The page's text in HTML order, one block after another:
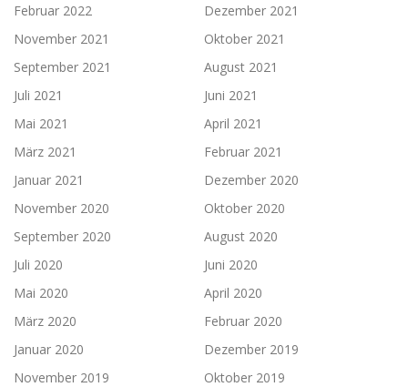
Februar 2022
Dezember 2021
November 2021
Oktober 2021
September 2021
August 2021
Juli 2021
Juni 2021
Mai 2021
April 2021
März 2021
Februar 2021
Januar 2021
Dezember 2020
November 2020
Oktober 2020
September 2020
August 2020
Juli 2020
Juni 2020
Mai 2020
April 2020
März 2020
Februar 2020
Januar 2020
Dezember 2019
November 2019
Oktober 2019